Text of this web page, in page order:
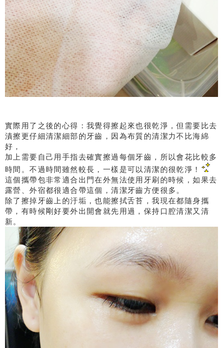
實際用了之後的心得：我覺得擦起來也很乾淨，但需要比去
漬擦更仔細清潔細部的牙齒，因為布質的清潔力不比海綿
好，
加上需要自己用手指去確實擦過每個牙齒，所以會花比較多
時間。不過時間雖然較長，一樣是可以清潔的很乾淨！
這個攜帶包非常適合出門在外無法使用牙刷的時候，如果去
露營、外宿都很適合帶這個，清潔牙齒方便很多。
除了擦掉牙齒上的汙垢，也能擦拭舌苔，我現在都隨身攜
帶，有時候剛好要外出開會就先用過，保持口腔清潔又清
新。